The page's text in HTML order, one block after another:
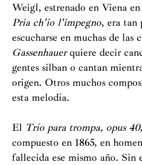
Weigl, estrenado en Viena
Pria ch'io l'impegno, era tan
escucharse en muchas de las
Gassenhauerquiere decir
gentes silban o cantan
origen. Otros muchos
esta melodía.
El Trío para trompa, opus 40,
compuesto en 1865, en
fallecida ese mismo año. Sin